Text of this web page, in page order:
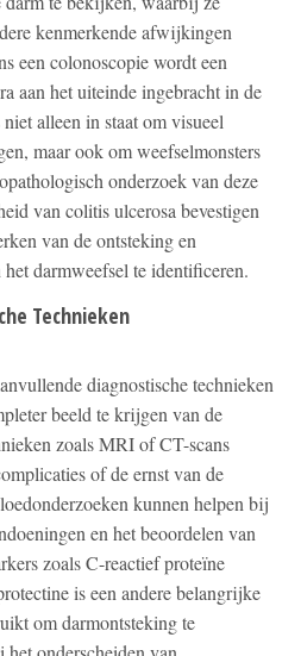
kenmerkende afwijkingen
een colonoscopie wordt een
aan het uiteinde ingebracht in de
alleen in staat om visueel
maar ook om weefselmonsters
onderzoek van deze
van colitis ulcerosa bevestigen
van de ontsteking en
darmweefsel te identificeren.
Technieken
diagnostische technieken
beeld te krijgen van de
zoals MRI of CT-scans
of de ernst van de
kunnen helpen bij
en het beoordelen van
zoals C-reactief proteïne
is een andere belangrijke
om darmontsteking te